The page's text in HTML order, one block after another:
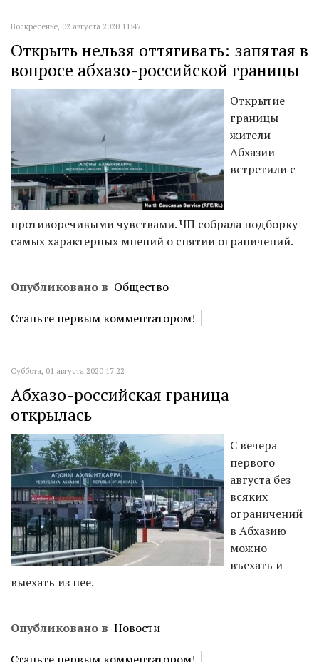
Воскресенье, 02 августа 2020 11:47
Открыть нельзя оттягивать: запятая в
вопросе абхазо-российской границы
Открытие
границы
жители
Абхазии
встретили с
противоречивыми чувствами. ЧП собрала подборку
самых характерных мнений о снятии ограничений.
Опубликовано в Общество
Станьте первым комментатором!
Суббота, 01 августа 2020 17:22
Абхазо-российская граница
открылась
С вечера
первого
августа без
всяких
ограничений
в Абхазию
можно
въехать и
выехать из нее.
Опубликовано в Новости